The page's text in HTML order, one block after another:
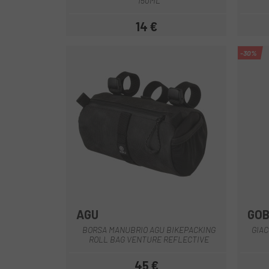
Prezzo
14 €
AGU
BORSA MANUBRIO AGU BIKEPACKING
ROLL BAG VENTURE REFLECTIVE
45 €
-30%